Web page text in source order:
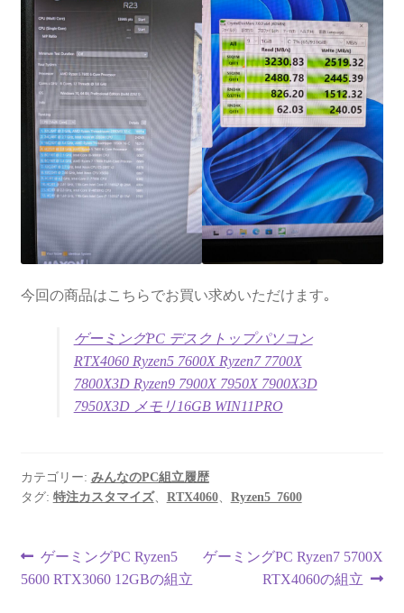
今回の商品はこちらでお買い求めいただけます｡
ゲーミングPC デスクトップパソコン
RTX4060 Ryzen5 7600X Ryzen7 7700X
7800X3D Ryzen9 7900X 7950X 7900X3D
7950X3D メモリ16GB WIN11PRO
カテゴリー: みんなのPC組立履歴
タグ: 特注カスタマイズ、 RTX4060、 Ryzen5_7600
投
稿
前
の
ゲーミングPC Ryzen5
5600 RTX3060 12GBの組立
次
ゲーミングPC Ryzen7 5700X
RTX4060の組立